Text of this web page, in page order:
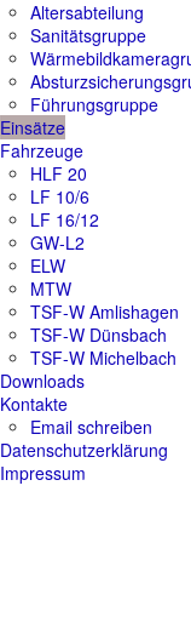
Altersabteilung
Sanitätsgruppe
Führungsgruppe
Einsätze
Fahrzeuge
HLF 20
LF 10/6
LF 16/12
GW-L2
ELW
MTW
TSF-W Amlishagen
TSF-W Dünsbach
TSF-W Michelbach
Downloads
Kontakte
Email schreiben
Datenschutzerklärung
Impressum